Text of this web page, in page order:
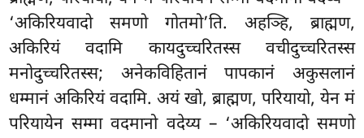
‘अकिरियवादो समणो गोतमो’ति. अहञ्हि, ब्राह्मण,
अकिरियं वदामि कायदुच्चरितस्स वचीदुच्चरितस्स
मनोदुच्चरितस्स; अनेकविहितानं पापकानं अकुसलानं
धम्मानं अकिरियंवदामि. अयं खो, ब्राह्मण, परियायो, येन मं
परियायेन सम्मा वदमानो वदेय्य – ‘अकिरियवादो समणो